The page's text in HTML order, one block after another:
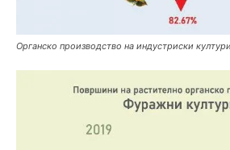
Органско производство на индустриски